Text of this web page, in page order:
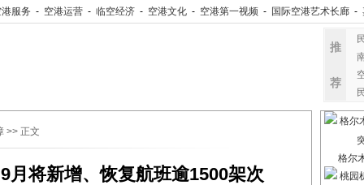
服务 - 空港运营 - 临空经济 - 空港文化 - 空港第一视频 - 国际空港艺术长廊 -
推
荐
>> 正文
月将新增、恢复航班逾1500架次
格尔